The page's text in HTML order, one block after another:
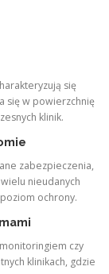
się
się w powierzchnię
klinik.
zabezpieczenia,
nieudanych
ochrony.
czy
klinikach, gdzie